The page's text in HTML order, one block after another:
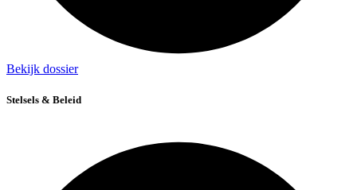
Bekijk dossier
Stelsels & Beleid